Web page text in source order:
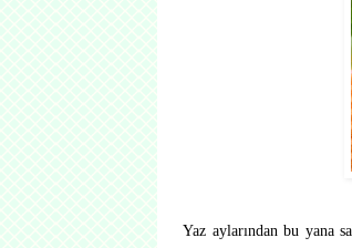
Yaz aylarından bu yana